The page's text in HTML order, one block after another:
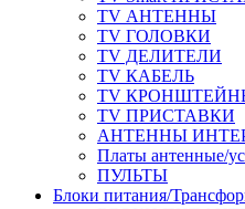
TV АНТЕННЫ
TV ГОЛОВКИ
TV ДЕЛИТЕЛИ
TV КАБЕЛЬ
TV
TV ПРИСТАВКИ
АНТЕННЫ
Платы антенные/
ПУЛЬТЫ
Блоки питания/